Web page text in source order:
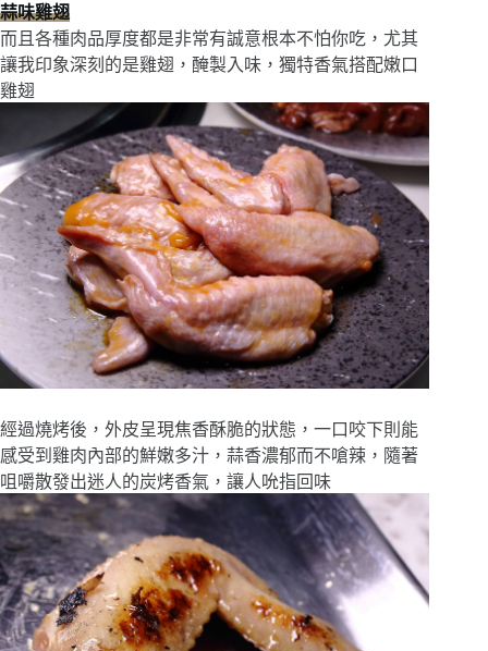
蒜味雞翅
而且各種肉品厚度都是非常有誠意根本不怕你吃，尤其
讓我印象深刻的是雞翅，醃製入味，獨特香氣搭配嫩口
雞翅
經過燒烤後，外皮呈現焦香酥脆的狀態，一口咬下則能
感受到雞肉內部的鮮嫩多汁，蒜香濃郁而不嗆辣，隨著
咀嚼散發出迷人的炭烤香氣，讓人吮指回味